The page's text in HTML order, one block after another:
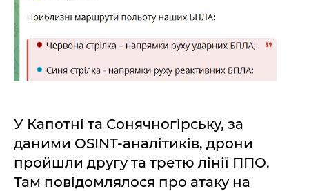
У Капотні та Сонячногірську, за
даними OSINT-аналітиків, дрони
пройшли другу та третю лінії ППО.
Там повідомлялося про атаку на